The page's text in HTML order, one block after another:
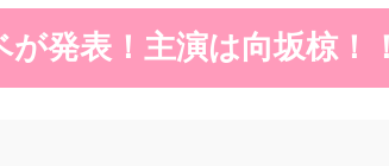
発表！主演は向坂椋！